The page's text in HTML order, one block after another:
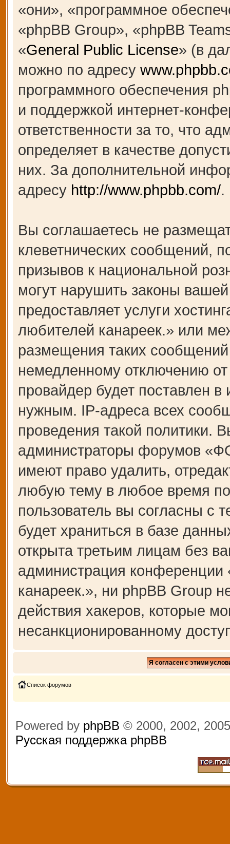
«они», «программное
«phpBB Group», «phpBB
«General Public License» (в
можно по адресу
программного обеспечения
и поддержкой интернет-
ответственности за то, что
определяет в качестве
них. За дополнительной
адресу http://www.phpbb.com/.
Вы соглашаетесь не
клеветнических сообщений,
призывов к национальной
могут нарушить законы
предоставляет услуги
любителей канареек.» или
размещения таких
немедленному отключению
провайдер будет поставлен
нужным. IP-адреса всех
проведения такой политики.
администраторы форумов
имеют право удалить,
любую тему в любое время
пользователь вы согласны с
будет храниться в базе
открыта третьим лицам без
администрация
канареек.», ни phpBB Group
действия хакеров, которые
несанкционированному
Список форумов
Powered by phpBB © 2000, 2002,
Русская поддержка phpBB